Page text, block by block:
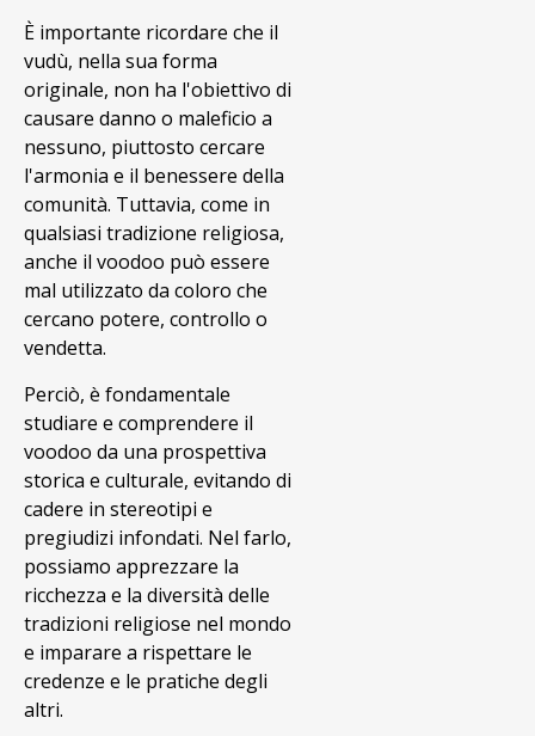
È importante ricordare che il
vudù, nella sua forma
originale, non ha l'obiettivo di
causare danno o maleficio a
nessuno, piuttosto cercare
l'armonia e il benessere della
comunità. Tuttavia, come in
qualsiasi tradizione religiosa,
anche il voodoo può essere
mal utilizzato da coloro che
cercano potere, controllo o
vendetta.
Perciò, è fondamentale
studiare e comprendere il
voodoo da una prospettiva
storica e culturale, evitando di
cadere in stereotipi e
pregiudizi infondati. Nel farlo,
possiamo apprezzare la
ricchezza e la diversità delle
tradizioni religiose nel mondo
e imparare a rispettare le
credenze e le pratiche degli
altri.